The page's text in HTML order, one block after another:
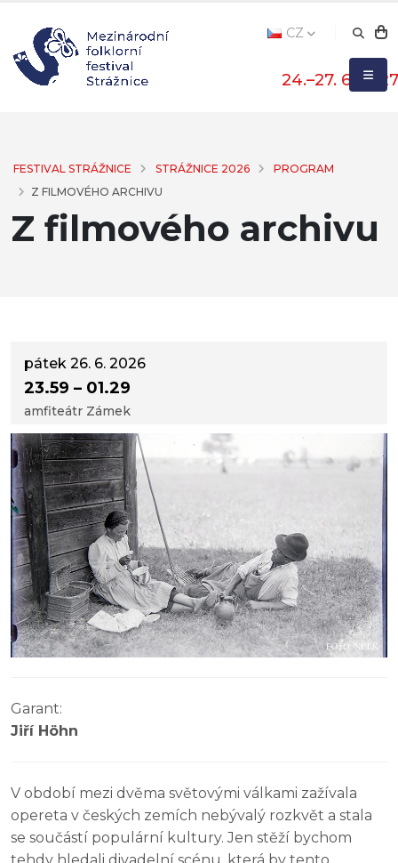
24.–27. 6. 2027
CZ
FESTIVAL STRÁŽNICE STRÁŽNICE 2026
PROGRAM
Z FILMOVÉHO ARCHIVU
Z filmového archivu
pátek 26. 6. 2026
23.59 – 01.29
amfiteátr Zámek
Garant:
Jiří Höhn
V období mezi dvěma světovými válkami zažívala
opereta v českých zemích nebývalý rozkvět a stala
se součástí populární kultury. Jen stěží bychom